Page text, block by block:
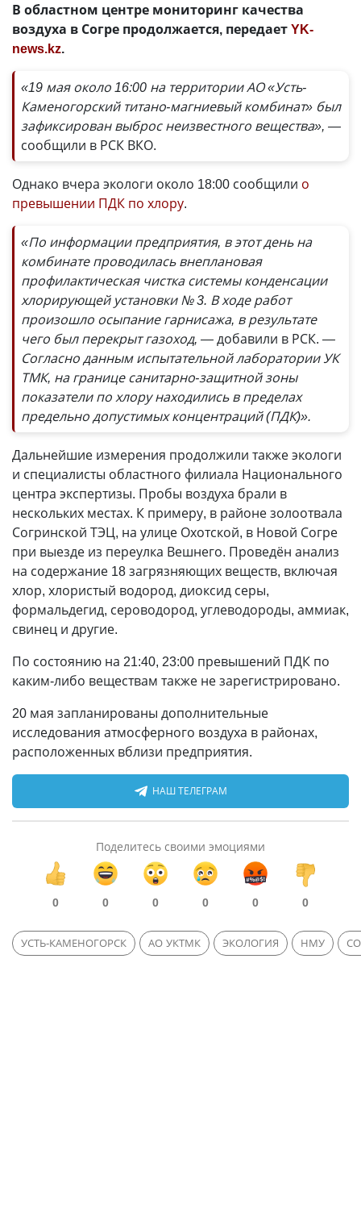
В областном центре мониторинг качества
воздуха в Согре продолжается, передаетYK-
news.kz.
«19 мая около 16:00 на территории АО «Усть-
Каменогорский титано-магниевый комбинат» был
зафиксирован выброс неизвестного вещества», —
сообщили в РСК ВКО.
Однако вчера экологи около 18:00 сообщили о
превышении ПДК по хлору.
«По информации предприятия, в этот день на
комбинате проводилась внеплановая
профилактическая чистка системы конденсации
хлорирующей установки № 3. В ходе работ
произошло осыпание гарнисажа, в результате
чего был перекрыт газоход, —добавили в РСК. —
Согласно данным испытательной лаборатории УК
ТМК, на границе санитарно-защитной зоны
показатели по хлору находились в пределах
предельно допустимых концентраций (ПДК)».
Дальнейшие измерения продолжили также экологи
и специалисты областного филиала Национального
центра экспертизы. Пробы воздуха брали в
нескольких местах. К примеру, в районе золоотвала
Согринской ТЭЦ, на улице Охотской, в Новой Согре
при выезде из переулка Вешнего. Проведён анализ
на содержание 18 загрязняющих веществ, включая
хлор, хлористый водород, диоксид серы,
формальдегид, сероводород, углеводороды, аммиак,
свинец и другие.
По состоянию на 21:40, 23:00 превышений ПДК по
каким-либо веществам также не зарегистрировано.
20 мая запланированы дополнительные
исследования атмосферного воздуха в районах,
расположенных вблизи предприятия.
НАШ ТЕЛЕГРАМ
Поделитесь своими эмоциями
0 0 0 0 0 0
УСТЬ-КАМЕНОГОРСК АО УКТМК ЭКОЛОГИЯ НМУ